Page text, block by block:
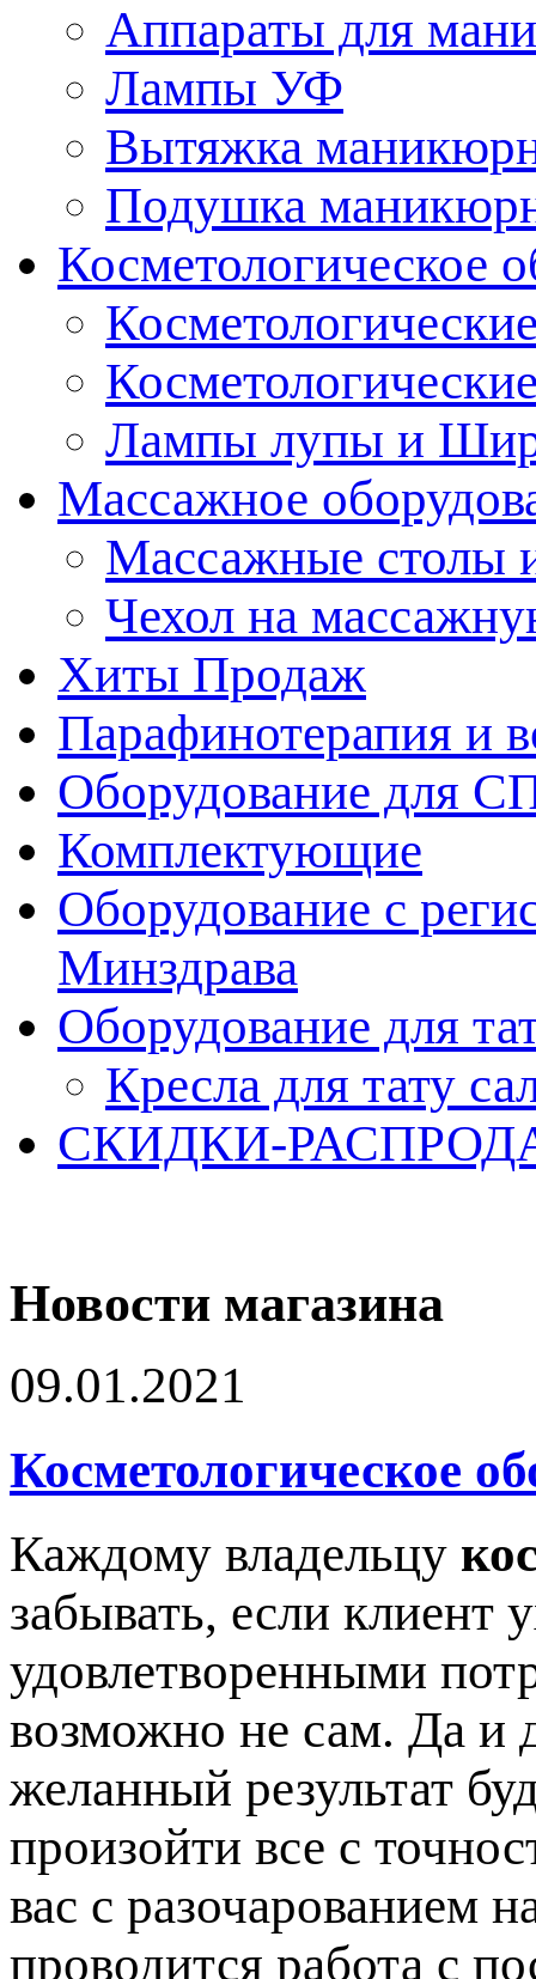
Аппараты для
Лампы УФ
Вытяжка
Подушка
Косметологическое
Лампы лупы и
Массажное
Массажные столы
Чехол на
Хиты Продаж
Парафинотерапия и
Оборудование для
Комплектующие
Оборудование с
Минздрава
Оборудование для
Кресла для тату
СКИДКИ-
Новости магазина
09.01.2021
Косметологическое
Каждому владельцу
забывать, если клиент
удовлетворенными
возможно не сам. Да и
желанный результат
произойти все с
вас с разочарованием
проводится работа с